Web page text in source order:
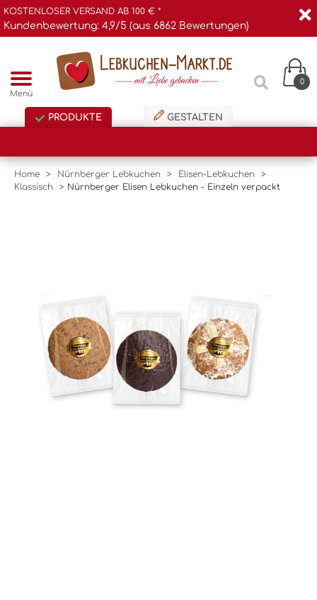
KOSTENLOSER VERSAND AB 100 € *
Kundenbewertung: 4,9/5 (aus 6862 Bewertungen)
Menü
0
PRODUKTE GESTALTEN
Home > Nürnberger Lebkuchen > Elisen-Lebkuchen
>
Klassisch
> Nürnberger Elisen Lebkuchen - Einzeln verpackt